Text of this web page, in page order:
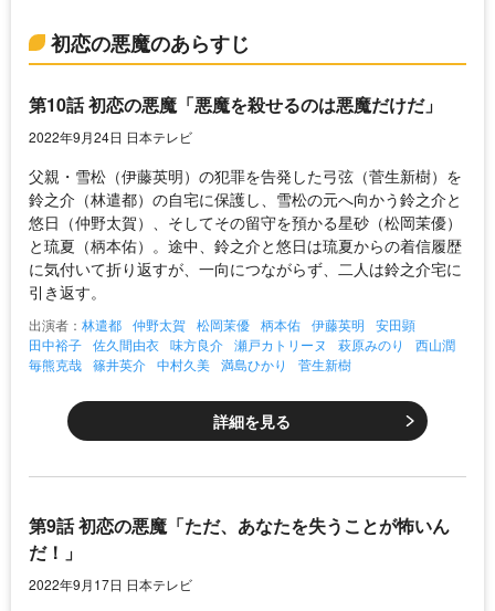
初恋の悪魔のあらすじ
第10話 初恋の悪魔「悪魔を殺せるのは悪魔だけだ」
2022年9月24日 日本テレビ
父親・雪松（伊藤英明）の犯罪を告発した弓弦（菅生新樹）を
鈴之介（林遣都）の自宅に保護し、雪松の元へ向かう鈴之介と
悠日（仲野太賀）、そしてその留守を預かる星砂（松岡茉優）
と琉夏（柄本佑）。途中、鈴之介と悠日は琉夏からの着信履歴
に気付いて折り返すが、一向につながらず、二人は鈴之介宅に
引き返す。
出演者： 林遣都 仲野太賀 松岡茉優 柄本佑 伊藤英明
安田顕
田中裕子 佐久間由衣 味方良介 瀬戸カトリーヌ 萩原みのり
西山潤
毎熊克哉 篠井英介 中村久美 満島ひかり 菅生新樹
詳細を見る
第9話 初恋の悪魔「ただ、あなたを失うことが怖いん
だ！」
2022年9月17日 日本テレビ